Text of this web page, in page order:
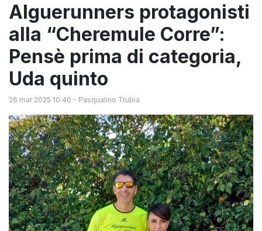
Alguerunners protagonisti
alla “Cheremule Corre”:
Pensè prima di categoria,
Uda quinto
26 mar 2025 10:40 - Pasqualino Trubia